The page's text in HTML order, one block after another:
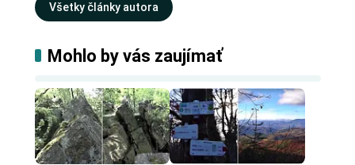
Všetky články autora
Mohlo by vás zaujímať